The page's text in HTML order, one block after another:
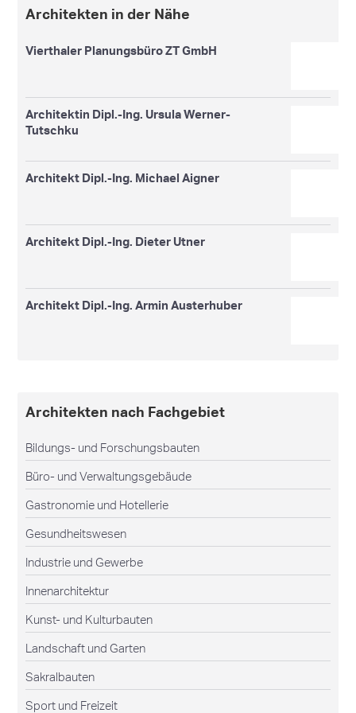
Architekten in der Nähe
Vierthaler Planungsbüro ZT GmbH
Architektin Dipl.-Ing. Ursula Werner-
Tutschku
Architekt Dipl.-Ing. Michael Aigner
Architekt Dipl.-Ing. Dieter Utner
Architekt Dipl.-Ing. Armin Austerhuber
Architekten nach Fachgebiet
Bildungs- und Forschungsbauten
Büro- und Verwaltungsgebäude
Gastronomie und Hotellerie
Gesundheitswesen
Industrie und Gewerbe
Innenarchitektur
Kunst- und Kulturbauten
Landschaft und Garten
Sakralbauten
Sport und Freizeit